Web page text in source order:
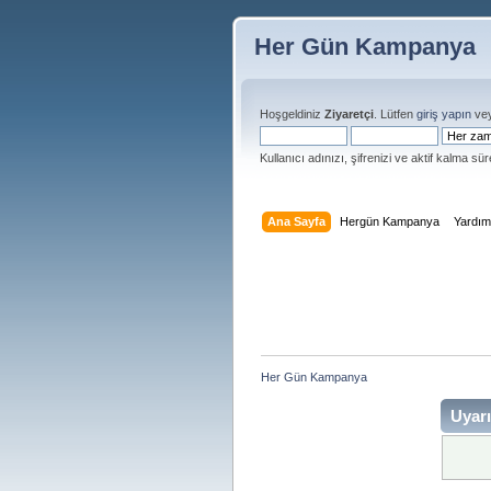
Her Gün Kampanya
Hoşgeldiniz Ziyaretçi . Lütfen giriş yapın
Kullanıcı adınızı, şifrenizi ve aktif kalma
Ana Sayfa Hergün Kampanya Yardım
Her Gün Kampanya